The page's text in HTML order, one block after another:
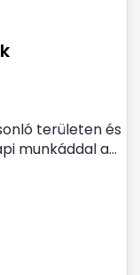
területen és
munkáddal a...